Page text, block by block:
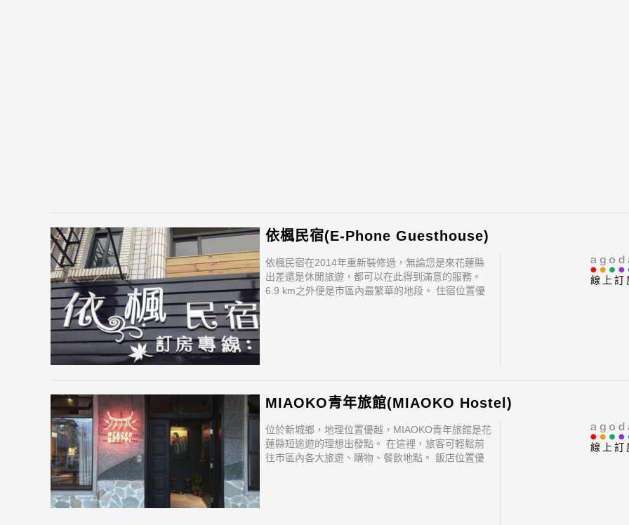
依楓民宿(E-Phone Guesthouse)
依楓民宿在2014年重新裝修過，無論您是來花蓮縣
出差還是休閒旅遊，都可以在此得到滿意的服務。
6.9 km之外便是市區內最繁華的地段。 住宿位置優
線上訂
MIAOKO青年旅館(MIAOKO Hostel)
位於新城鄉，地理位置優越，MIAOKO青年旅館是花
蓮縣短途遊的理想出發點。 在這裡，旅客可輕鬆前
往市區內各大旅遊、購物、餐飲地點。 飯店位置優
線上訂